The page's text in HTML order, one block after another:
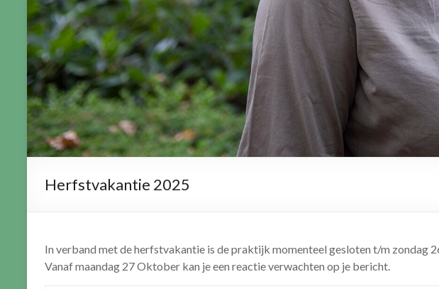
Herfstvakantie 2025
In verband met de herfstvakantie is de praktijk momenteel gesloten t/m zondag
Vanaf maandag 27 Oktober kan je een reactie verwachten op je bericht.